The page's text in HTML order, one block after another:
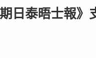
日泰晤士報